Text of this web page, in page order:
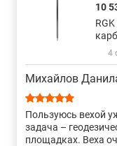
10
4
Михайлов
Пользуюсь вехой
задача –
площадках. Веха